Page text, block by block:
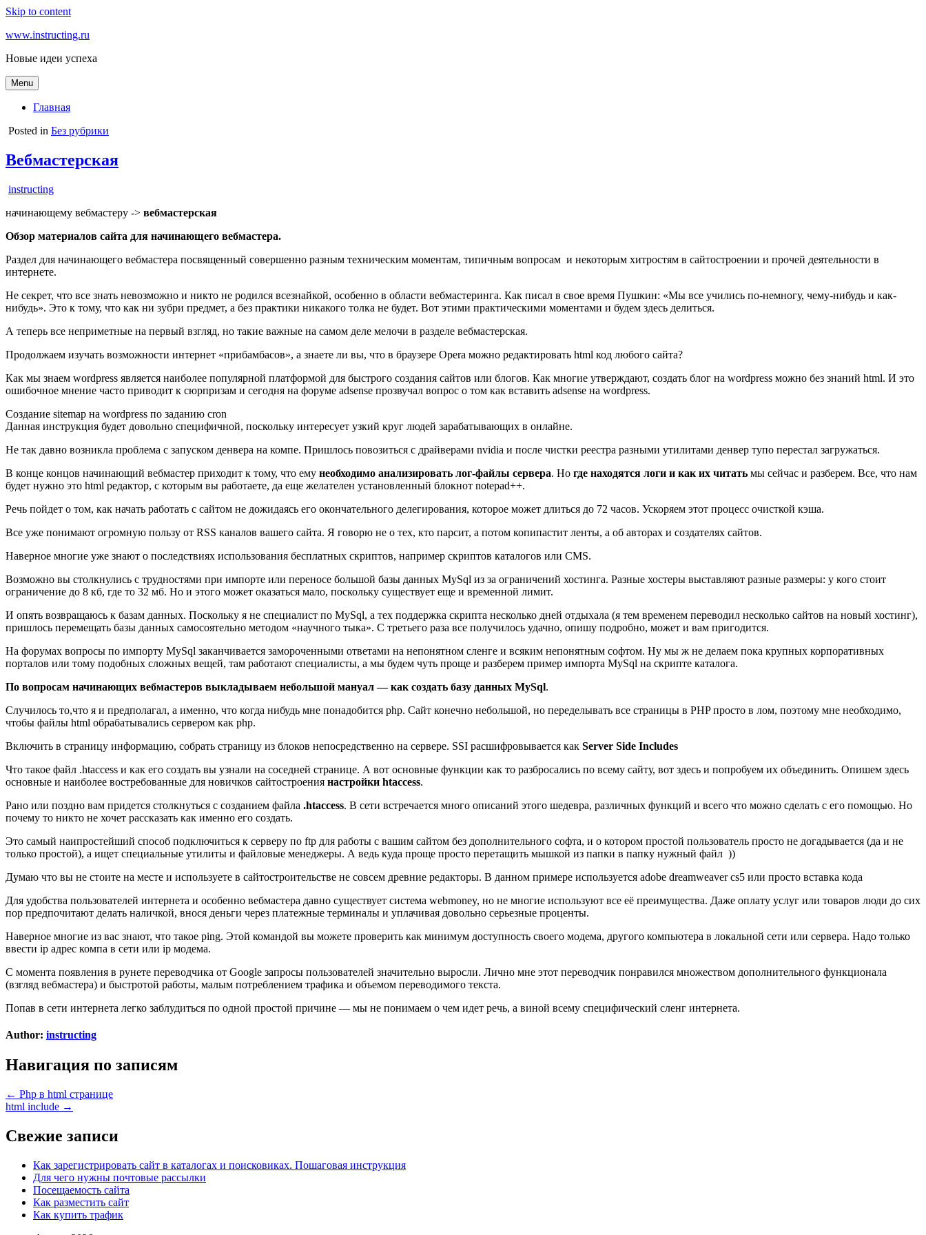
Skip to content
www.instructing.ru
Новые идеи успеха
Menu
Главная
Posted in Без рубрики
Вебмастерская
instructing
начинающему вебмастеру -> вебмастерская
Обзор материалов сайта для начинающего вебмастера.
Раздел для начинающего вебмастера посвященный совершенно разным техническим моментам, типичным вопросам и некоторым хитростям в сайтостроении и прочей деятельности в
интернете.
Не секрет, что все знать невозможно и никто не родился всезнайкой, особенно в области вебмастеринга. Как писал в свое время Пушкин: «Мы все учились по-немногу, чему-нибудь и как-
нибудь». Это к тому, что как ни зубри предмет, а без практики никакого толка не будет. Вот этими практическими моментами и будем здесь делиться.
А теперь все неприметные на первый взгляд, но такие важные на самом деле мелочи в разделе вебмастерская.
Продолжаем изучать возможности интернет «прибамбасов», а знаете ли вы, что в браузере Opera можно редактировать html код любого сайта?
Как мы знаем wordpress является наиболее популярной платформой для быстрого создания сайтов или блогов. Как многие утверждают, создать блог на wordpress можно без знаний html. И это
ошибочное мнение часто приводит к сюрпризам и сегодня на форуме adsense прозвучал вопрос о том как вставить adsense на wordpress.
Создание sitemap на wordpress по заданию cron
Данная инструкция будет довольно специфичной, поскольку интересует узкий круг людей зарабатывающих в онлайне.
Не так давно возникла проблема с запуском денвера на компе. Пришлось повозиться с драйверами nvidia и после чистки реестра разными утилитами денвер тупо перестал загружаться.
В конце концов начинающий вебмастер приходит к тому, что ему необходимо анализировать лог-файлы сервера. Но где находятся логи и как их читать мы сейчас и разберем. Все, что нам
будет нужно это html редактор, с которым вы работаете, да еще желателен установленный блокнот notepad++.
Речь пойдет о том, как начать работать с сайтом не дожидаясь его окончательного делегирования, которое может длиться до 72 часов. Ускоряем этот процесс очисткой кэша.
Все уже понимают огромную пользу от RSS каналов вашего сайта. Я говорю не о тех, кто парсит, а потом копипастит ленты, а об авторах и создателях сайтов.
Наверное многие уже знают о последствиях использования бесплатных скриптов, например скриптов каталогов или CMS.
Возможно вы столкнулись с трудностями при импорте или переносе большой базы данных MySql из за ограничений хостинга. Разные хостеры выставляют разные размеры: у кого стоит
ограничение до 8 кб, где то 32 мб. Но и этого может оказаться мало, поскольку существует еще и временной лимит.
И опять возвращаюсь к базам данных. Поскольку я не специалист по MySql, а тех поддержка скрипта несколько дней отдыхала (я тем временем переводил несколько сайтов на новый хостинг),
пришлось перемещать базы данных самосоятельно методом «научного тыка». С третьего раза все получилось удачно, опишу подробно, может и вам пригодится.
На форумах вопросы по импорту MySql заканчивается замороченными ответами на непонятном сленге и всяким непонятным софтом. Ну мы ж не делаем пока крупных корпоративных
порталов или тому подобных сложных вещей, там работают специалисты, а мы будем чуть проще и разберем пример импорта MySql на скрипте каталога.
По вопросам начинающих вебмастеров выкладываем небольшой мануал — как создать базу данных MySql.
Cлучилось то,что я и предполагал, а именно, что когда нибудь мне понадобится php. Сайт конечно небольшой, но переделывать все страницы в PHP просто в лом, поэтому мне необходимо,
чтобы файлы html обрабатывались сервером как php.
Включить в страницу информацию, собрать страницу из блоков непосредственно на сервере. SSI расшифровывается как Server Side Includes
Что такое файл .htaccess и как его создать вы узнали на соседней странице. А вот основные функции как то разбросались по всему сайту, вот здесь и попробуем их объединить. Опишем здесь
основные и наиболее востребованные для новичков сайтостроения настройки htaccess.
Рано или поздно вам придется столкнуться c созданием файла .htaccess. В сети встречается много описаний этого шедевра, различных функций и всего что можно сделать с его помощью. Но
почему то никто не хочет рассказать как именно его создать.
Это самый наипростейший способ подключиться к серверу по ftp для работы с вашим сайтом без дополнительного софта, и о котором простой пользователь просто не догадывается (да и не
только простой), а ищет специальные утилиты и файловые менеджеры. А ведь куда проще просто перетащить мышкой из папки в папку нужный файл ))
Думаю что вы не стоите на месте и используете в сайтостроительстве не совсем древние редакторы. В данном примере используется adobe dreamweaver cs5 или просто вставка кода
Для удобства пользователей интернета и особенно вебмастера давно существует система webmoney, но не многие используют все её преимущества. Даже оплату услуг или товаров люди до сих
пор предпочитают делать наличкой, внося деньги через платежные терминалы и уплачивая довольно серьезные проценты.
Наверное многие из вас знают, что такое ping. Этой командой вы можете проверить как минимум доступность своего модема, другого компьютера в локальной сети или сервера. Надо только
ввести ip адрес компа в сети или ip модема.
С момента появления в рунете переводчика от Google запросы пользователей значительно выросли. Лично мне этот переводчик понравился множеством дополнительного функционала
(взгляд вебмастера) и быстротой работы, малым потреблением трафика и объемом переводимого текста.
Попав в сети интернета легко заблудиться по одной простой причине — мы не понимаем о чем идет речь, а виной всему специфический сленг интернета.
Author: instructing
Навигация по записям
← Php в html странице
html include →
Свежие записи
Как зарегистрировать сайт в каталогах и поисковиках. Пошаговая инструкция
Для чего нужны почтовые рассылки
Посещаемость сайта
Как разместить сайт
Как купить трафик